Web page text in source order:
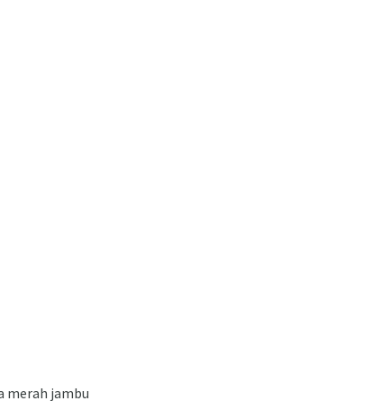
merah jambu